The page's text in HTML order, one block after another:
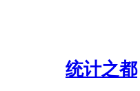
统计之都